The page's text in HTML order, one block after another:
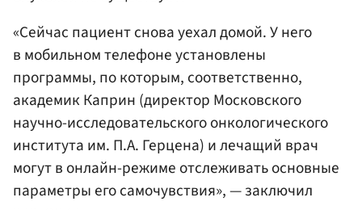
«Сейчас пациент снова уехал домой. У него
в мобильном телефоне установлены
программы, по которым, соответственно,
академик Каприн (директор Московского
научно-исследовательского онкологического
института им. П.А. Герцена) и лечащий врач
могут в онлайн-режиме отслеживать основные
параметры его самочувствия», — заключил